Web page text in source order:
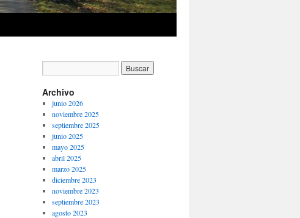
Archivo
junio 2026
noviembre 2025
septiembre 2025
junio 2025
mayo 2025
abril 2025
marzo 2025
diciembre 2023
noviembre 2023
septiembre 2023
agosto 2023